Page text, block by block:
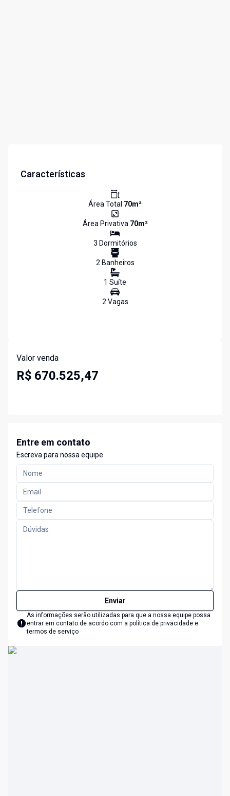
Características
Área Total 70m²
Área Privativa 70m²
3 Dormitórios
2Banheiros
1 Suíte
2Vagas
Valor venda
R$ 670.525,47
Entre em contato
Escreva para nossa equipe
Enviar
As informações serão utilizadas para que a nossa equipe possa
entrar em contato de acordo com a política de privacidade e
termos de serviço